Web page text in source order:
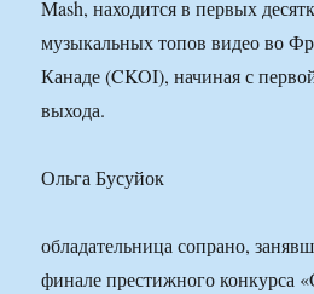
Mash, находится в первых
музыкальных топов видео во
Канаде (CKOI), начиная с
выхода.
Ольга Бусуйок
обладательница сопрано,
финале престижного конкурса